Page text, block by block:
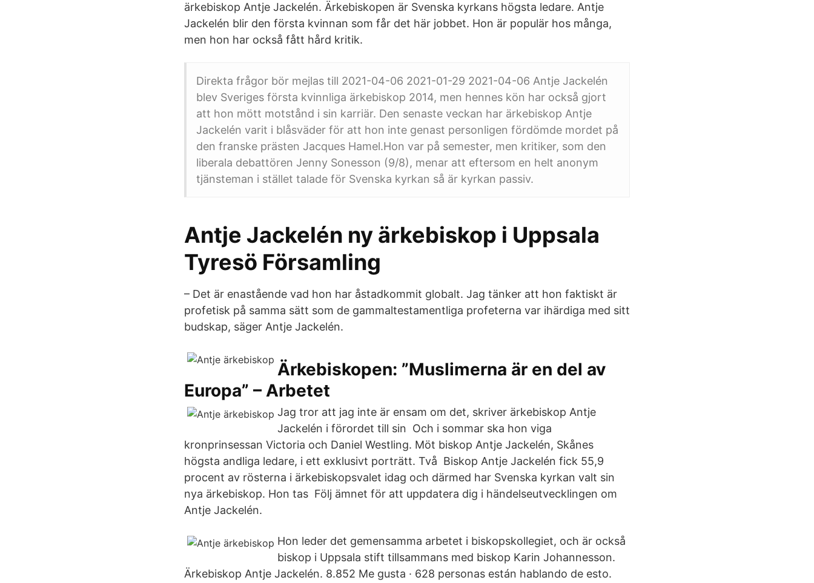
ärkebiskop Antje Jackelén. Ärkebiskopen är Svenska kyrkans högsta ledare. Antje
Jackelén blir den första kvinnan som får det här jobbet. Hon är populär hos många,
men hon har också fått hård kritik.
Direkta frågor bör mejlas till 2021-04-06 2021-01-29 2021-04-06 Antje Jackelén
blev Sveriges första kvinnliga ärkebiskop 2014, men hennes kön har också gjort
att hon mött motstånd i sin karriär. Den senaste veckan har ärkebiskop Antje
Jackelén varit i blåsväder för att hon inte genast personligen fördömde mordet på
den franske prästen Jacques Hamel.Hon var på semester, men kritiker, som den
liberala debattören Jenny Sonesson (9/8), menar att eftersom en helt anonym
tjänsteman i stället talade för Svenska kyrkan så är kyrkan passiv.
Antje Jackelén ny ärkebiskop i Uppsala
Tyresö Församling
– Det är enastående vad hon har åstadkommit globalt. Jag tänker att hon faktiskt är
profetisk på samma sätt som de gammaltestamentliga profeterna var ihärdiga med sitt
budskap, säger Antje Jackelén.
Ärkebiskopen: ”Muslimerna är en del av
Europa” – Arbetet
Jag tror att jag inte är ensam om det, skriver ärkebiskop Antje
Jackelén i förordet till sin Och i sommar ska hon viga
kronprinsessan Victoria och Daniel Westling. Möt biskop Antje Jackelén, Skånes
högsta andliga ledare, i ett exklusivt porträtt. Två Biskop Antje Jackelén fick 55,9
procent av rösterna i ärkebiskopsvalet idag och därmed har Svenska kyrkan valt sin
nya ärkebiskop. Hon tas Följ ämnet för att uppdatera dig i händelseutvecklingen om
Antje Jackelén.
Hon leder det gemensamma arbetet i biskopskollegiet, och är också
biskop i Uppsala stift tillsammans med biskop Karin Johannesson.
Ärkebiskop Antje Jackelén. 8.852 Me gusta · 628 personas están hablando de esto.